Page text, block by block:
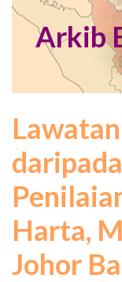
Arkib
Harta,
Johor